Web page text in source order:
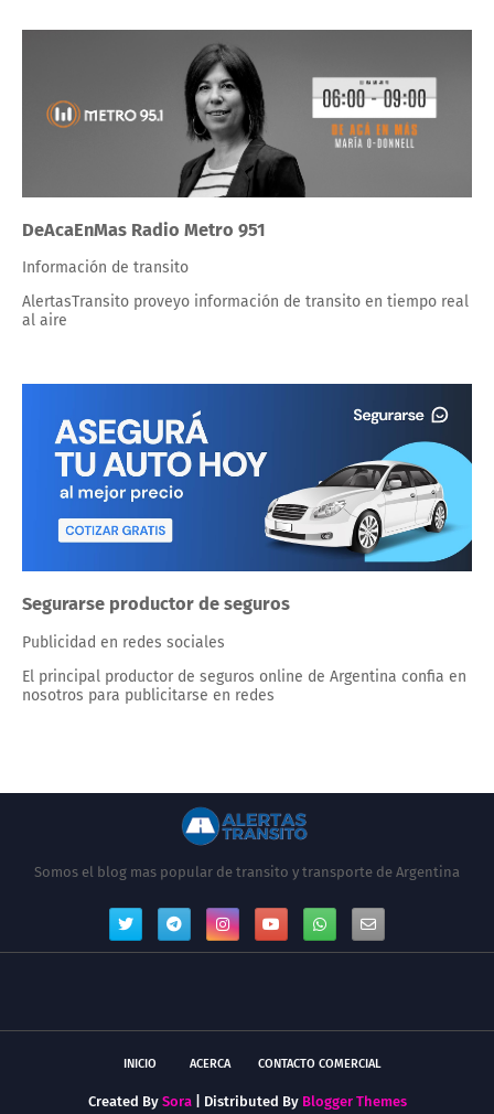
DeAcaEnMas Radio Metro 951
Información de transito
AlertasTransito proveyo información de transito en tiempo real
al aire
Segurarse productor de seguros
Publicidad en redes sociales
El principal productor de seguros online de Argentina confia en
nosotros para publicitarse en redes
Somos el blog mas popular de transito y transporte de Argentina
INICIO ACERCA CONTACTO COMERCIAL
Created By Sora| Distributed By Blogger Themes